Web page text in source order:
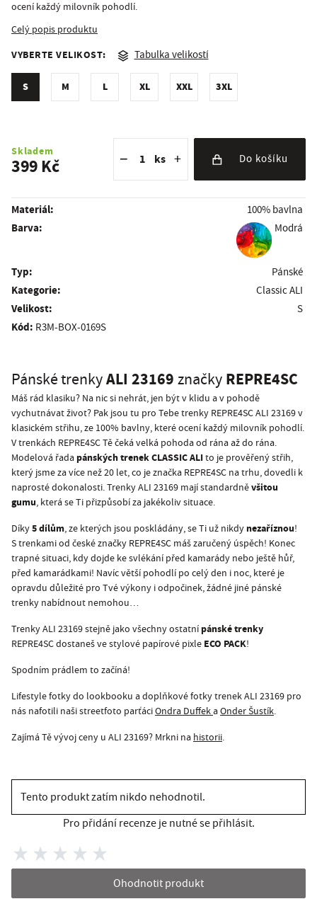
ocení každý milovník pohodlí.
Celý popis produktu
VYBERTE VELIKOST: Tabulka velikostí
S M L XL XXL 3XL
Skladem
399 Kč − ks + Do košíku
Materiál: 100% bavlna
Barva: Modrá
Typ: Pánské
Kategorie: Classic ALI
Velikost: S
Kód: R3M-BOX-0169S
Pánské trenkyALI 23169 značky REPRE4SC
Máš rád klasiku? Na nic si nehrát, jen být v klidu a v pohodě
vychutnávat život? Pak jsou tu pro Tebe trenky REPRE4SC ALI 23169 v
klasickém střihu, ze 100% bavlny, které ocení každý milovník pohodlí.
V trenkách REPRE4SC Tě čeká velká pohoda od rána až do rána.
Modelová řada pánských trenek CLASSIC ALIto je prověřený střih,
který jsme za více než 20 let, co je značka REPRE4SC na trhu, dovedli k
naprosté dokonalosti. Trenky ALI 23169 mají standardněvšitou
gumu, která se Ti přizpůsobí za jakékoliv situace.
Díky5 dílům, ze kterých jsou poskládány, se Ti už nikdy nezaříznou!
S trenkami od české značky REPRE4SC máš zaručený úspěch! Konec
trapné situaci, kdy dojde ke svlékání před kamarády nebo ještě hůř,
před kamarádkami! Navíc větší pohodlí po celý den i noc, které je
opravdu důležité pro Tvé výkony i odpočinek, žádné jiné pánské
trenky nabídnout nemohou…
Trenky ALI 23169 stejně jako všechny ostatní pánské trenky
REPRE4SC dostaneš ve stylové papírové pixle ECO PACK!
Spodním prádlem to začíná!
Lifestyle fotky do lookbooku a doplňkové fotky trenek ALI 23169 pro
nás nafotili naši streetfoto parťáciOndra Duffek aOnder Šustík.
Zajímá Tě vývoj ceny u ALI 23169? Mrkni na historii.
Tento produkt zatím nikdo nehodnotil.
Pro přidání recenze je nutné se přihlásit.
Ohodnotit produkt